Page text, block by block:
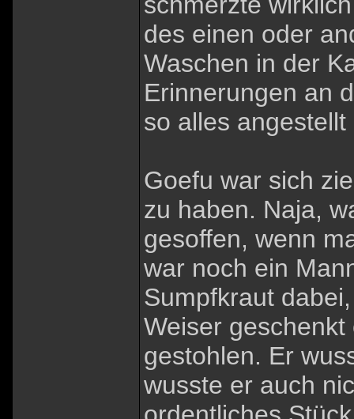
des einen oder
Waschen in der
Erinnerungen an
so alles angestellt
Goefu war sich
zu haben. Naja,
gesoffen, wenn
war noch ein
Sumpfkraut
Weiser
gestohlen. Er
wusste er auch